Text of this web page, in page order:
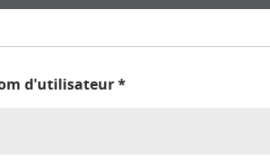
d'utilisateur*